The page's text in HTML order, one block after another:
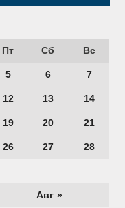
Пт Сб Вс
Авг »
5 6 7
12 13 14
19 20 21
26 27 28